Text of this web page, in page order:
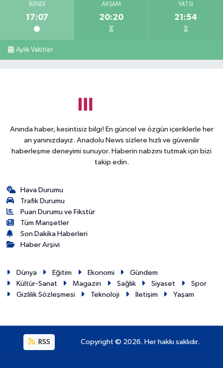
İKINDI
17:07
AKŞAM
20:20
YATSI
21:54
Aylık Vakitler
Anında haber, kesintisiz bilgi! En güncel ve özgün içeriklerle her
an yanınızdayız. Anadolu News sizlere hızlı ve güvenilir
haberleşme deneyimi sunuyor. Haberin nabzını tutmak için bizi
takip edin.
Hava Durumu
Trafik Durumu
Puan Durumu ve Fikstür
Tüm Manşetler
Son Dakika Haberleri
Haber Arşivi
Dünya Eğitim Ekonomi
Gündem
Kültür-Sanat
Magazin Sağlık Siyaset
Spor
Gizlilik Sözleşmesi
Teknoloji İletişim Yaşam
RSS Copyright © 2026. Her hakkı saklıdır.